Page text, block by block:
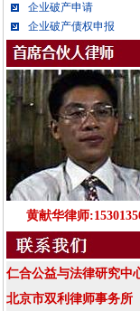
企业破产申请
企业破产债权申报
黄献华律师
仁合公益与法律研究中
北京市双利律师事务所